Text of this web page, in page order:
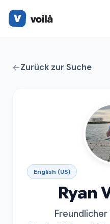
Zurück zur Suche
English (US)
Ryan